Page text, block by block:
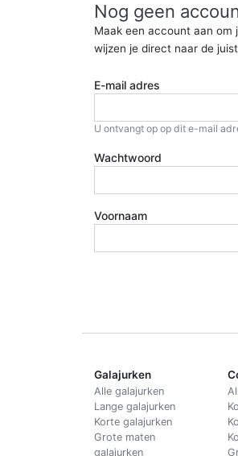
Nog geen
Maak een account aan om
wijzen je direct naar de
E-mail adres
U ontvangt op op dit e-mail
Wachtwoord
Voornaam
Galajurken
Alle galajurken
Lange galajurken
Korte galajurken
Grote maten
galajurken